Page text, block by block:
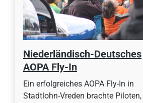
Niederländisch-Deutsches
AOPA Fly-In
Ein erfolgreiches AOPA Fly-In in
Stadtlohn-Vreden brachte Piloten,